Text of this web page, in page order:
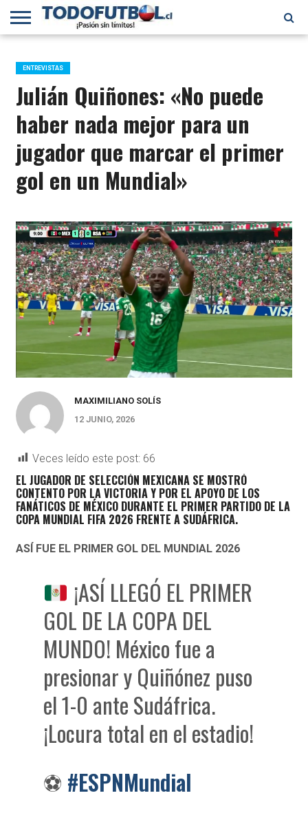
PRIMERA
B
SELECCIÓN
CHILENA
CHILENOS
EN EL
MUNDO
FÚTBOL
INTERNACIONAL
ENTREVISTAS
Julián Quiñones: «No puede
haber nada mejor para un
jugador que marcar el primer
gol en un Mundial»
MAXIMILIANO SOLÍS
12 JUNIO, 2026
Veces leído este post: 66
EL JUGADOR DE SELECCIÓN MEXICANA SE MOSTRÓ
CONTENTO POR LA VICTORIA Y POR EL APOYO DE LOS
FANÁTICOS DE MÉXICO DURANTE EL PRIMER PARTIDO DE LA
COPA MUNDIAL FIFA 2026 FRENTE A SUDÁFRICA.
ASÍ FUE EL PRIMER GOL DEL MUNDIAL 2026
¡ASÍ LLEGÓ EL PRIMER
GOL DE LA COPA DEL
MUNDO! México fue a
presionar y Quiñónez puso
el 1-0 ante Sudáfrica.
¡Locura total en el estadio!
⚽ #ESPNMundial